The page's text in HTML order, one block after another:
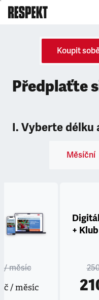
Koupit sobě
Předplaťte
I. Vyberte délku
Měsíční
/ měsíc
/ měsíc
+ Klub